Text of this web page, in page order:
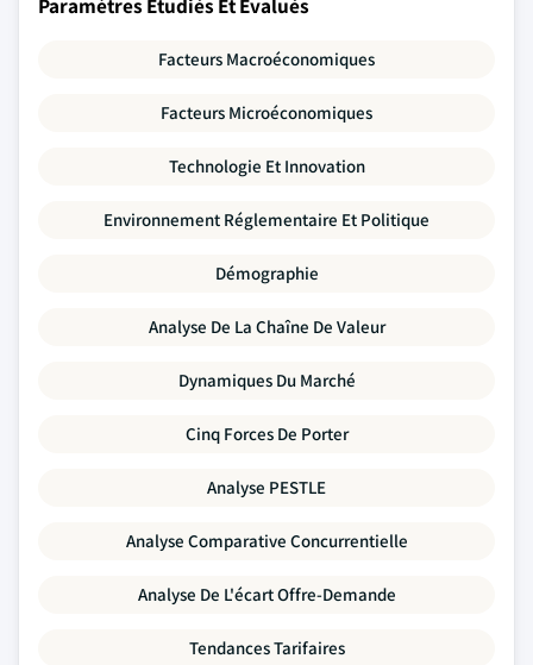
Facteurs Macroéconomiques
Facteurs Microéconomiques
Technologie Et Innovation
Environnement Réglementaire Et Politique
Démographie
Analyse De La Chaîne De Valeur
Dynamiques Du Marché
Cinq Forces De Porter
Analyse PESTLE
Analyse Comparative Concurrentielle
Analyse De L'écart Offre-Demande
Tendances Tarifaires